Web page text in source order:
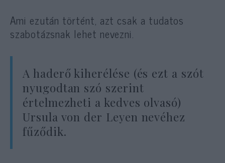
Ami ezután történt, azt csak a tudatos
szabotázsnak lehet nevezni.
A haderő kiherélése (és ezt a szót
nyugodtan szó szerint
értelmezheti a kedves olvasó)
Ursula von der Leyen nevéhez
fűződik.